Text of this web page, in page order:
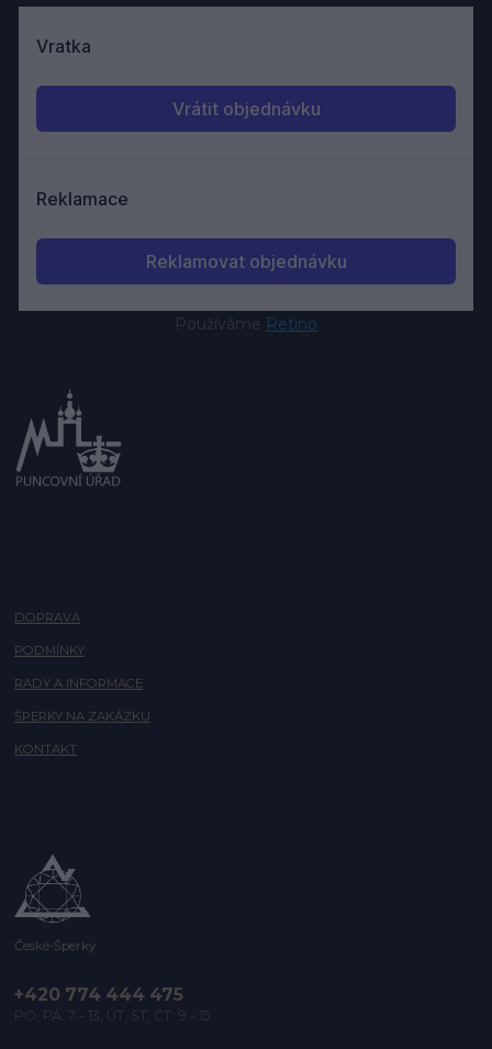
Používáme Retino
DOPRAVA
PODMÍNKY
RADY A INFORMACE
ŠPERKY NA ZAKÁZKU
KONTAKT
České-Šperky
+420 774 444 475
PO, PÁ: 7 - 13, ÚT, ST, ČT: 9 - 15